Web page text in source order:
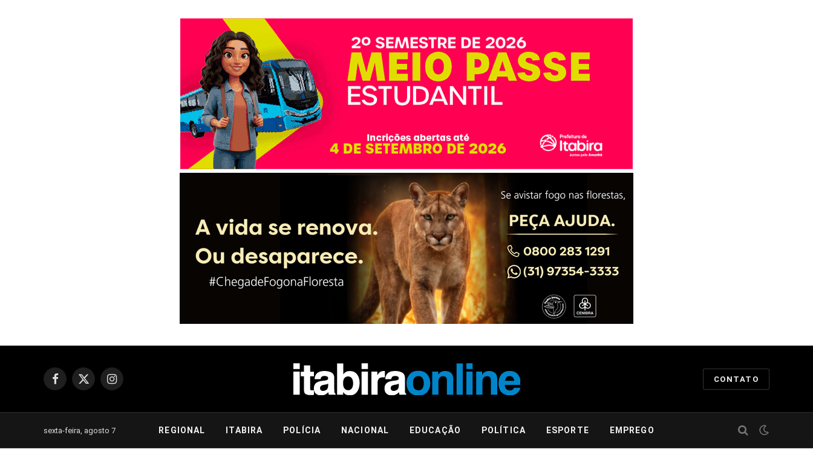
Facebook
X
Instagram
CONTATO
sexta-feira, agosto 7 REGIONAL ITABIRA POLÍCIA NACIONAL EDUCAÇÃO POLÍTICA ESPORTE EMPREGO